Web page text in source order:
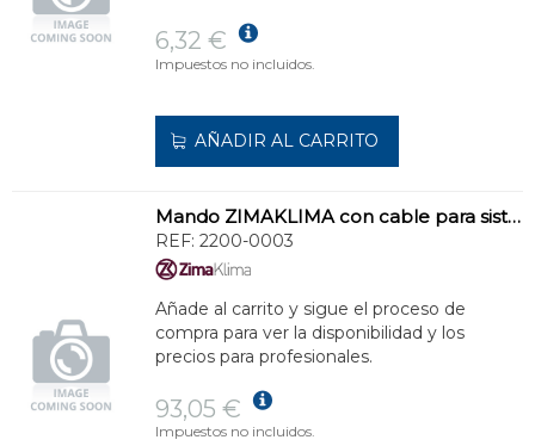
6,32 €
Impuestos no incluidos.
AÑADIR AL CARRITO
Mando ZIMAKLIMA con cable para sistemas de climatización
REF: 2200-0003
Añade al carrito y sigue el proceso de
compra para ver la disponibilidad y los
precios para profesionales.
93,05 €
Impuestos no incluidos.